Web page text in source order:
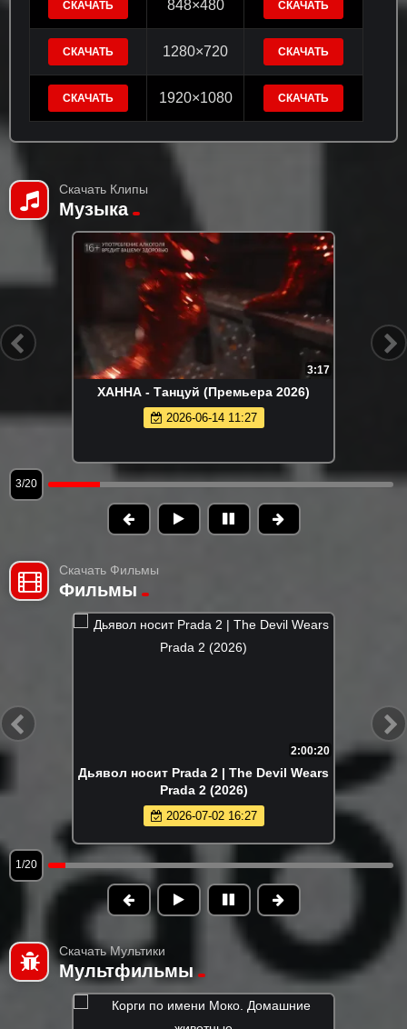
СКАЧАТЬ 848×480 СКАЧАТЬ
СКАЧАТЬ 1280×720 СКАЧАТЬ
СКАЧАТЬ 1920×1080 СКАЧАТЬ
Скачать Клипы
Музыка
3:17
ХАННА - Танцуй (Премьера 2026)
2026-06-14 11:27
4/20
Скачать Фильмы
Фильмы
2:00:20
Дьявол носит Prada 2 | The Devil Wears
Prada 2 (2026)
2026-07-02 16:27
1/20
Скачать Мультики
Мультфильмы